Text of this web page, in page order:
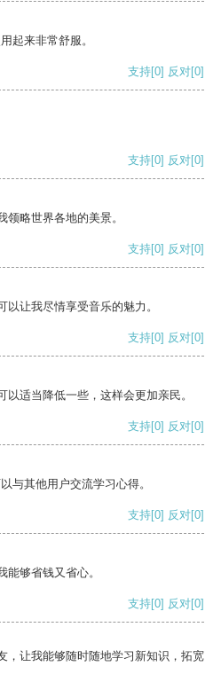
起来非常舒服。
支持[0] 反对[0]
支持[0] 反对[0]
略世界各地的美景。
支持[0] 反对[0]
让我尽情享受音乐的魅力。
支持[0] 反对[0]
适当降低一些，这样会更加亲民。
支持[0] 反对[0]
与其他用户交流学习心得。
支持[0] 反对[0]
够省钱又省心。
支持[0] 反对[0]
，让我能够随时随地学习新知识，拓宽